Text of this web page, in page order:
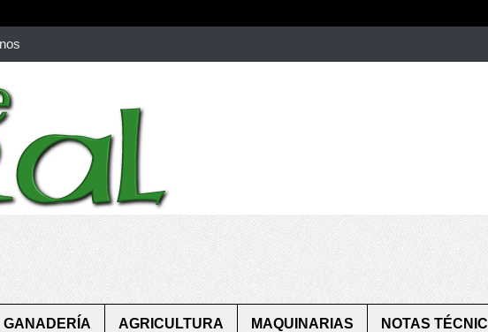
for women.patekphilippe.to
1: 1 design high https://reallydiamond.com/
GANADERÍA AGRICULTURA MAQUINARIAS NOTAS